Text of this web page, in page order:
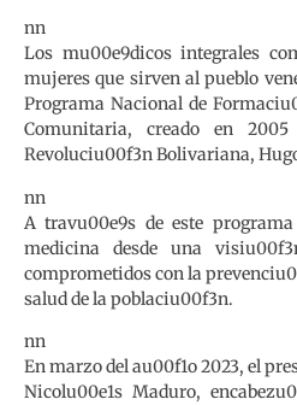
nn
Los mu00e9dicos integrales
mujeres que sirven al pueblo
Programa Nacional de
Comunitaria, creado en
Revoluciu00f3n Bolivariana,
nn
A travu00e9s de este
medicina desde una
comprometidos con la
salud de la poblaciu00f3n.
nn
En marzo del au00f1o 2023, el
Nicolu00e1s Maduro,